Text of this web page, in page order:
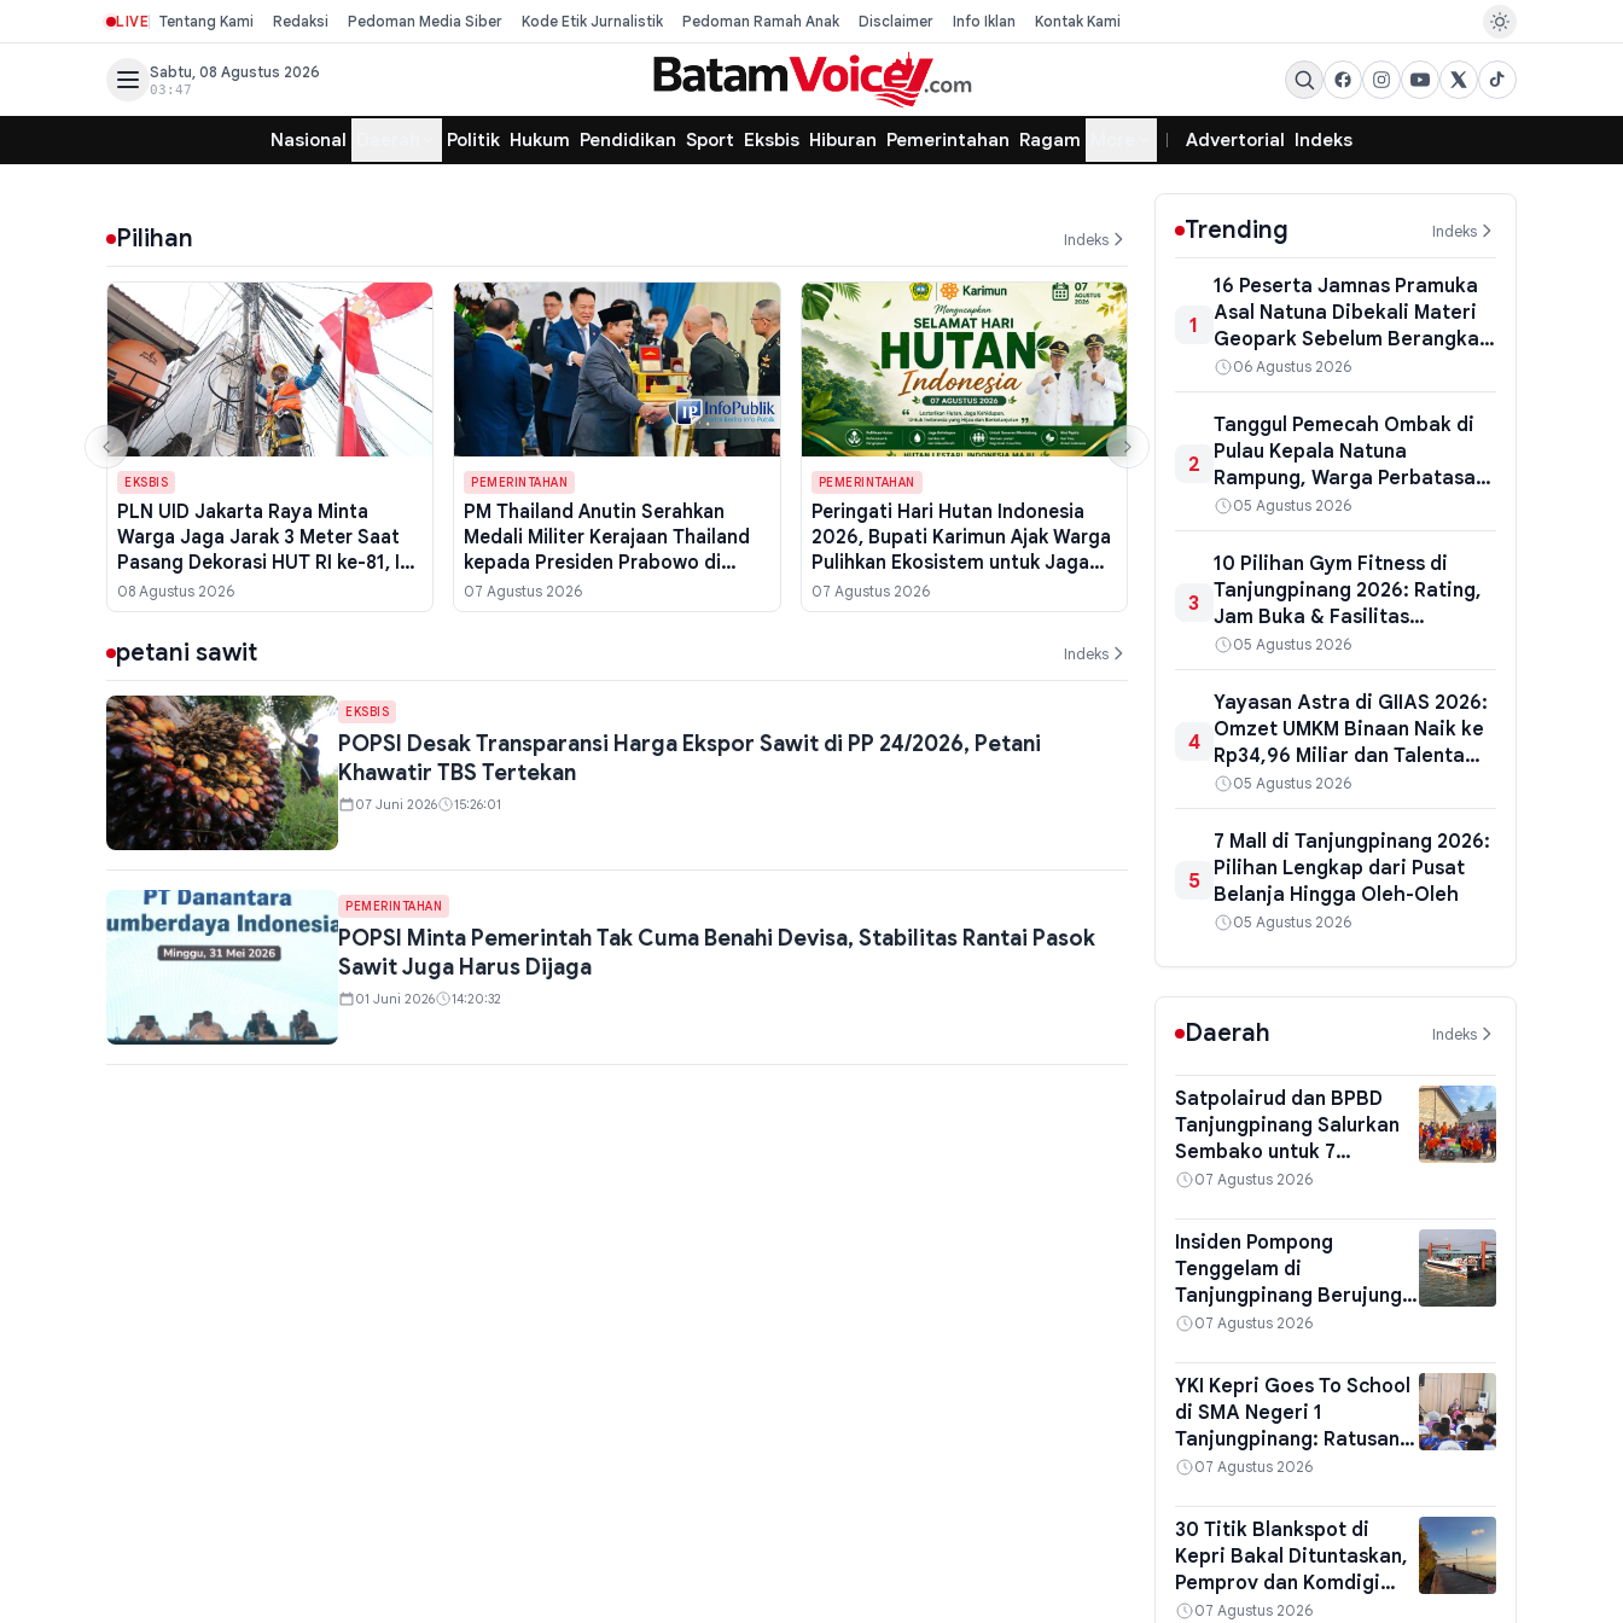
LIVE Tentang Kami Redaksi Pedoman Media Siber Kode Etik Jurnalistik Pedoman Ramah Anak Disclaimer Info Iklan Kontak Kami
Sabtu, 08 Agustus 2026
03:47
Nasional Politik Hukum Pendidikan Sport Eksbis Hiburan Pemerintahan Ragam Advertorial Indeks
Pilihan Indeks
EKSBIS
PLN UID Jakarta Raya Minta
Warga Jaga Jarak 3 Meter Saat
Pasang Dekorasi HUT RI ke-81, Ini
Alasannya
08 Agustus 2026
PEMERINTAHAN
PM Thailand Anutin Serahkan
Medali Militer Kerajaan Thailand
kepada Presiden Prabowo di
Istana Merdeka
07 Agustus 2026
PEMERINTAHAN
Peringati Hari Hutan Indonesia
2026, Bupati Karimun Ajak Warga
Pulihkan Ekosistem untuk Jaga
Kehidupan
07 Agustus 2026
PEMERINTAHAN
Target 5 Agustus Gagal,
Gubernur Kalteng Panggil Lagi
GM PLN: Pemadaman Listrik
Masih Berlanjut di Palangka Raya
07 Agustus 2026
petani sawit Indeks
EKSBIS
POPSI Desak Transparansi Harga Ekspor Sawit di PP 24/2026, Petani
Khawatir TBS Tertekan
07 Juni 2026 15:26:01
PEMERINTAHAN
POPSI Minta Pemerintah Tak Cuma Benahi Devisa, Stabilitas Rantai Pasok
Sawit Juga Harus Dijaga
01 Juni 2026 14:20:32
Trending Indeks
1
16 Peserta Jamnas Pramuka
Asal Natuna Dibekali Materi
Geopark Sebelum Berangkat
ke Jakarta
06 Agustus 2026
2
Tanggul Pemecah Ombak di
Pulau Kepala Natuna
Rampung, Warga Perbatasan
Dapat Perlindungan dari
Abrasi
05 Agustus 2026
3
10 Pilihan Gym Fitness di
Tanjungpinang 2026: Rating,
Jam Buka & Fasilitas
Terlengkap
05 Agustus 2026
4
Yayasan Astra di GIIAS 2026:
Omzet UMKM Binaan Naik ke
Rp34,96 Miliar dan Talenta
Vokasi Siap Kerja
05 Agustus 2026
5
7 Mall di Tanjungpinang 2026:
Pilihan Lengkap dari Pusat
Belanja Hingga Oleh-Oleh
05 Agustus 2026
Daerah Indeks
Satpolairud dan BPBD
Tanjungpinang Salurkan
Sembako untuk 7
Penumpang Pompong
Bugis
07 Agustus 2026
Insiden Pompong
Tenggelam di
Tanjungpinang Berujung
Larangan Sandar di
KSOP Pasang Papan
Peringatan
07 Agustus 2026
YKI Kepri Goes To School
di SMA Negeri 1
Tanjungpinang: Ratusan
Pelajar Diajak Deteksi
Darah Gratis
07 Agustus 2026
30 Titik Blankspot di
Kepri Bakal Dituntaskan,
Pemprov dan Komdigi
Bangun 6 BTS di Lingga,
07 Agustus 2026